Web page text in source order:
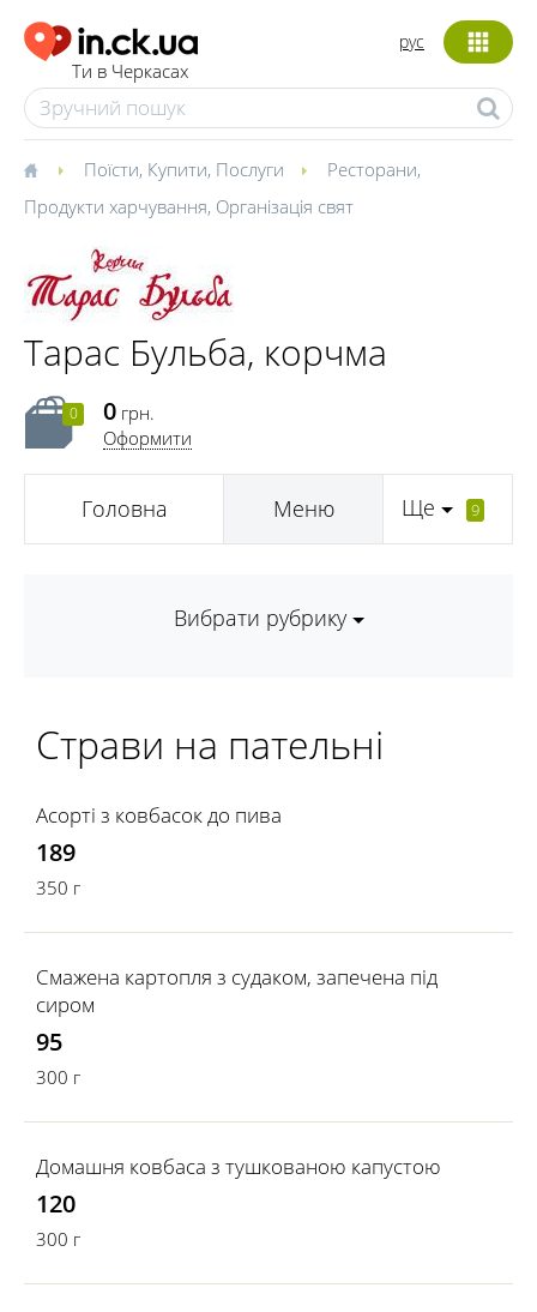
Ти в Черкасах
рус
Поїсти, Купити, Послуги Ресторани,
Продукти харчування, Організація свят
Тарас Бульба, корчма
0 0 грн.
Оформити
Головна Меню Ще 9
Вибрати рубрику
Страви на пательні
Асорті з ковбасок до пива
189
350 г
Смажена картопля з судаком, запечена під
сиром
95
300 г
Домашня ковбаса з тушкованою капустою
120
300 г